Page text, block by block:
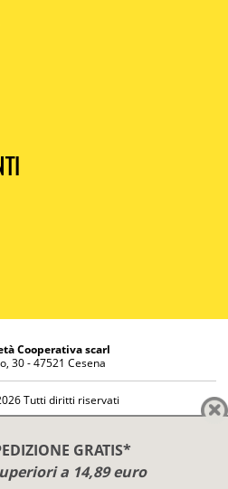
GRATIS*
a 14,89 euro
Cooperativa scarl
30 - 47521 Cesena
Tutti diritti riservati
di reso
Disclaimer
Policy